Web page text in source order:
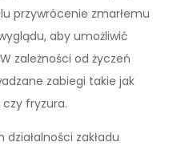
przywrócenie zmarłemu
aby umożliwić
zależności od życzeń
zabiegi takie jak
fryzura.
zakładu